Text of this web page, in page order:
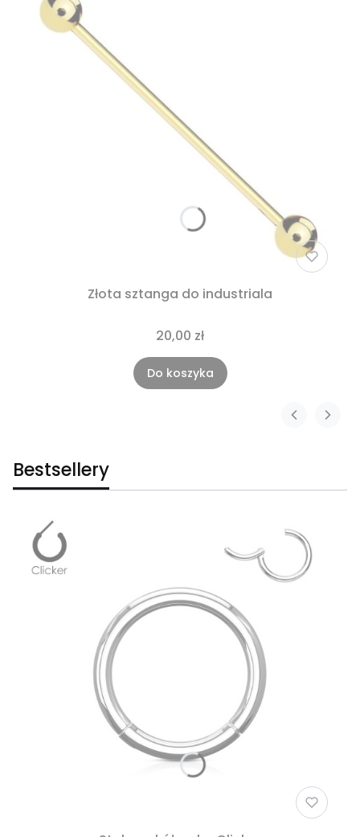
Złota sztanga do industriala
20,00 zł
Do koszyka
Bestsellery